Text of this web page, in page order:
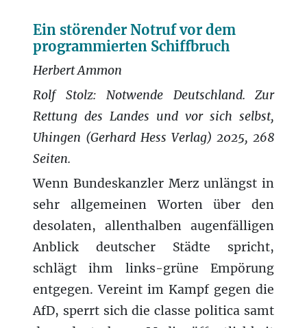
Ein störender Notruf vor dem
programmierten Schiffbruch
Herbert Ammon
Rolf Stolz: Notwende Deutschland. Zur
Rettung des Landes und vor sich selbst,
Uhingen (Gerhard Hess Verlag) 2025, 268
Seiten.
Wenn Bundeskanzler Merz unlängst in
sehr allgemeinen Worten über den
desolaten, allenthalben augenfälligen
Anblick deutscher Städte spricht,
schlägt ihm links-grüne Empörung
entgegen. Vereint im Kampf gegen die
AfD, sperrt sich die classe politica samt